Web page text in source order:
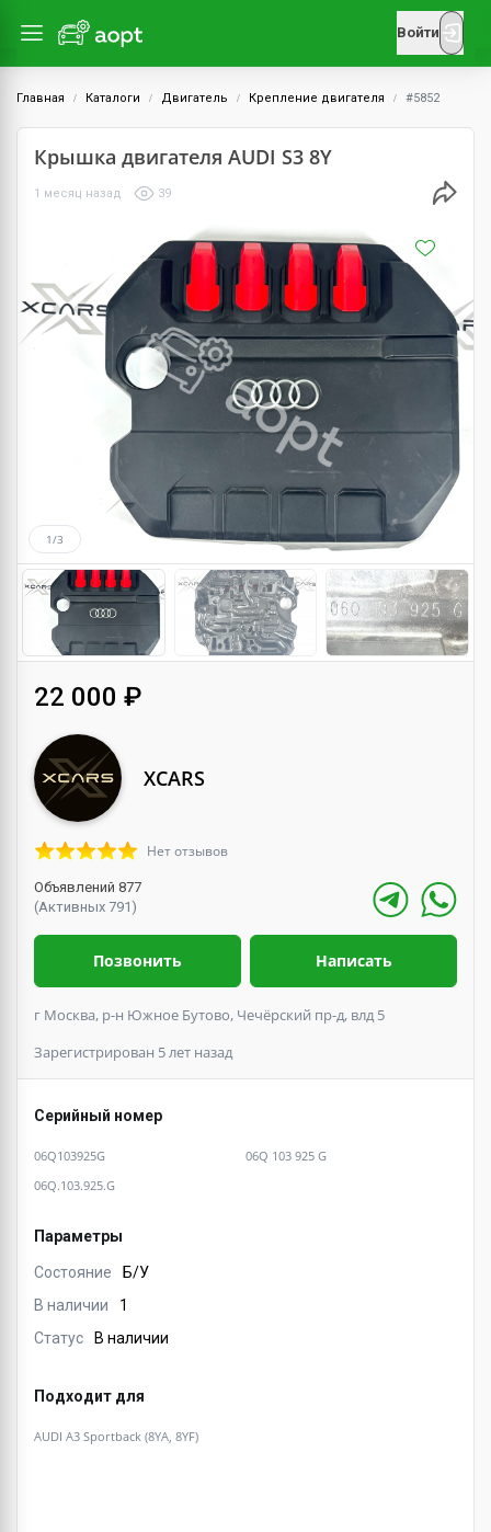
Войти
Главная Каталоги Двигатель Крепление двигателя #5852
Крышка двигателя AUDI S3 8Y
1 месяц назад 39
1/3
22 000 ₽
XCARS
Нет отзывов
Объявлений 877
(Активных 791)
Позвонить Написать
г Москва, р-н Южное Бутово, Чечёрский пр-д, влд 5
Зарегистрирован 5 лет назад
Серийный номер
06Q103925G
06Q 103 925 G
06Q.103.925.G
Параметры
Состояние
Б/У
В наличии
1
Статус
В наличии
Подходит для
AUDI A3 Sportback (8YA, 8YF)